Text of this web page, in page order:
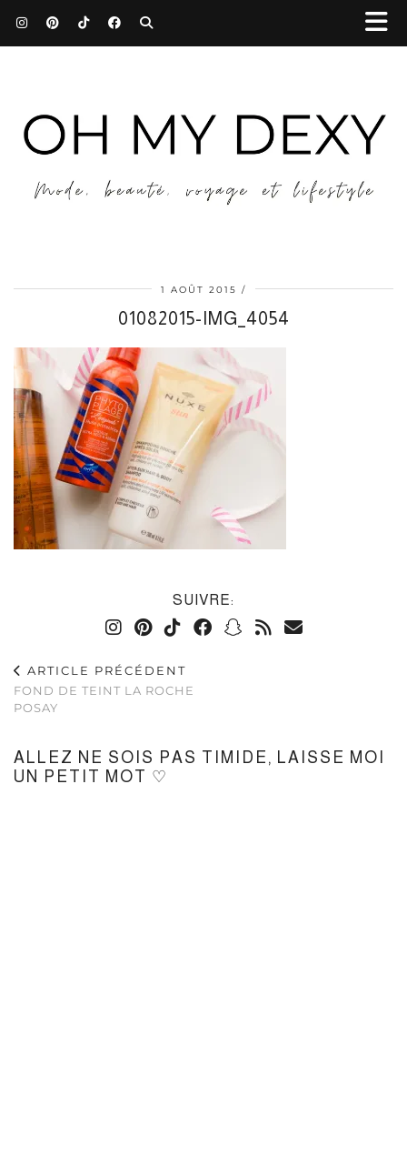
1 AOÛT 2015
01082015-IMG_4054
SUIVRE:
ARTICLE PRÉCÉDENT
FOND DE TEINT LA ROCHE
POSAY
ALLEZ NE SOIS PAS TIMIDE, LAISSE MOI
UN PETIT MOT ♡